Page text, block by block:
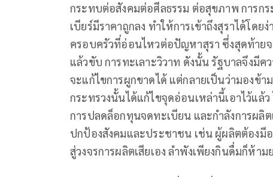
กระทบต่อสังคมต่อศีลธรรม ต่อสุขภาพ การก
เบียร์มีราคาถูกลง ทำให้การเข้าถึงสุราได้โด
ครอบครัวที่อ่อนไหวต่อปัญหาสุรา ซึ่งสุดท้าย
แล้วขับ การทะเลาะวิวาท ดังนั้น รัฐบาลจึงมี
จะแก้ไขการผูกขาดได้ แต่กลายเป็นว่ามองข้
กระทรวงนั้นได้แก้ไขจุดอ่อนเหล่านี้เอาไว้แล้
การปลดล็อกทุนจดทะเบียน และกำลังการผลิ
ปกป้องสังคมและประชาชน เช่น ผู้ผลิตต้องมี
สู่วงจรการผลิตเสียเอง ลำพังเพียงกินดื่มก็ห้